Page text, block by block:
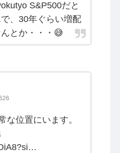
S&P500だと
、30年ぐらい増配
とか・・・😅
な位置にいます。